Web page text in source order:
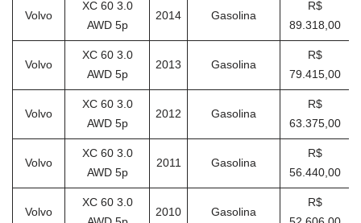
Volvo
XC 60 3.0
AWD 5p
2014 Gasolina
R$
89.318,00
Volvo
XC 60 3.0
AWD 5p
2013 Gasolina
R$
79.415,00
Volvo
XC 60 3.0
AWD 5p
2012 Gasolina
R$
63.375,00
Volvo
XC 60 3.0
AWD 5p
2011 Gasolina
R$
56.440,00
Volvo
XC 60 3.0
2010 Gasolina
R$